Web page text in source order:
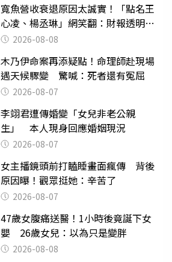
寬魚營收衰退原因太誠實！「點名王
心凌、楊丞琳」網笑翻：財報透明度
滿分2026-08-08
木乃伊命案再添疑點！命理師赴現場
遇天候驟變 驚喊：死者還有冤屈
2026-08-07
李翊君遭傳婚變「女兒非老公親
生」 本人現身回應婚姻現況
2026-08-07
女主播鏡頭前打瞌睡畫面瘋傳 背後
原因曝！觀眾挺她：辛苦了
2026-08-07
47歲女腹痛送醫！1小時後竟誕下女
嬰 26歲女兒：以為只是變胖
2026-08-08